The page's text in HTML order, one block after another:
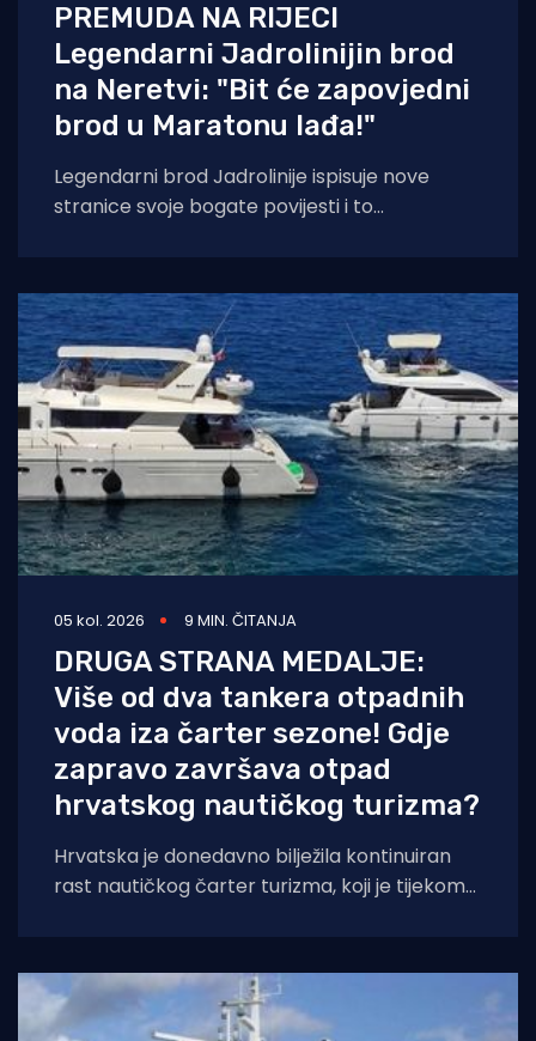
PREMUDA NA RIJECI
Legendarni Jadrolinijin brod
na Neretvi: "Bit će zapovjedni
brod u Maratonu lađa!"
Legendarni brod Jadrolinije ispisuje nove
stranice svoje bogate povijesti i to
05 kol. 2026 9 MIN. ČITANJA
DRUGA STRANA MEDALJE:
Više od dva tankera otpadnih
voda iza čarter sezone! Gdje
zapravo završava otpad
hrvatskog nautičkog turizma?
Hrvatska je donedavno bilježila kontinuiran
rast nautičkog čarter turizma, koji je tijekom